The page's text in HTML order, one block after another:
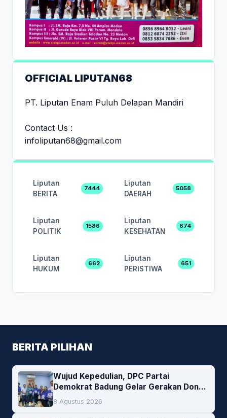
OFFICIAL LIPUTAN68
PT. Liputan Enam Puluh Delapan Mandiri
Contact Us :
infoliputan68@gmail.com
Liputan
BERITA
7444
Liputan
DAERAH
5058
Liputan
POLITIK
1586
Liputan
KESEHATAN
674
Liputan
HUKUM
662
Liputan
PERISTIWA
651
BERITA PILIHAN
Wujud Kepedulian, DPC Partai
Demokrat Badung Gelar Gerakan Donor
Darah
8 Agustus 2026